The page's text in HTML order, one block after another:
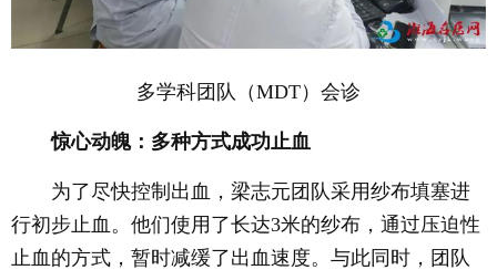
多学科团队（MDT）会诊
惊心动魄：多种方式成功止血
为了尽快控制出血，梁志元团队采用纱布填塞进
行初步止血。他们使用了长达3米的纱布，通过压迫性
止血的方式，暂时减缓了出血速度。与此同时，团队